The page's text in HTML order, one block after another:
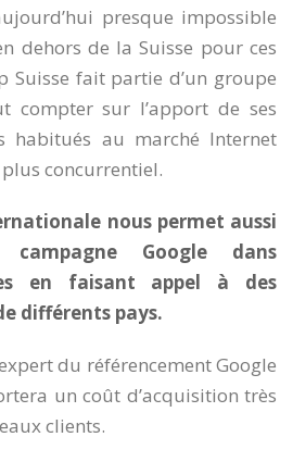
presque impossible
dehors de la Suisse pour ces
Suisse fait partie d’un groupe
compter sur l’apport de ses
habitués au marché Internet
concurrentiel.
nous permet aussi
Google dans
en faisant appel à des
différents pays.
du référencement Google
un coût d’acquisition très
clients.